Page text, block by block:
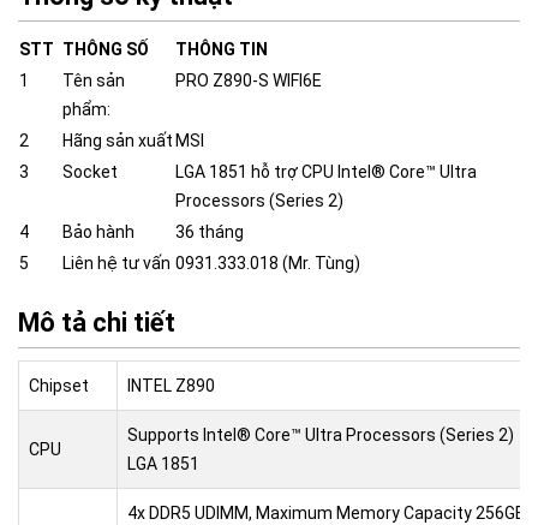
STT THÔNG SỐ
THÔNG TIN
1
Tên sản
phẩm:
PRO Z890-S WIFI6E
2 Hãng sản xuất MSI
3
Socket
LGA 1851 hỗ trợ CPU Intel® Core™ Ultra
Processors (Series 2)
4
Bảo hành
36 tháng
5
Liên hệ tư vấn 0931.333.018 (Mr. Tùng)
Mô tả chi tiết
Chipset INTEL Z890
CPU
Supports Intel® Core™ Ultra Processors (Series 2)
LGA 1851
4x DDR5 UDIMM, Maximum Memory Capacity 256GB